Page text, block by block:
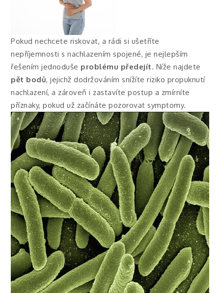
Pokud nechcete riskovat, a rádi si ušetříte
nepříjemnosti s nachlazením spojené, je nejlepším
řešením jednoduše problému předejít. Níže najdete
pět bodů, jejichž dodržováním snížíte riziko propuknutí
nachlazení, a zároveň i zastavíte postup a zmírníte
příznaky, pokud už začínáte pozorovat symptomy.